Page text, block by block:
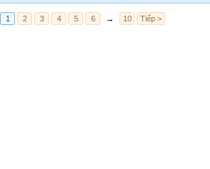
1 2 3 4 5 6 → 10 Tiếp >